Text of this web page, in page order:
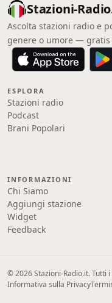
Stazioni-
Ascolta stazioni radio e
genere o umore —
ESPLORA
Stazioni radio
Podcast
Brani Popolari
INFORMAZIONI
Chi Siamo
Aggiungi stazione
Widget
Feedback
© 2026 Stazioni-Radio.it. Tutti
Informativa sulla Privacy